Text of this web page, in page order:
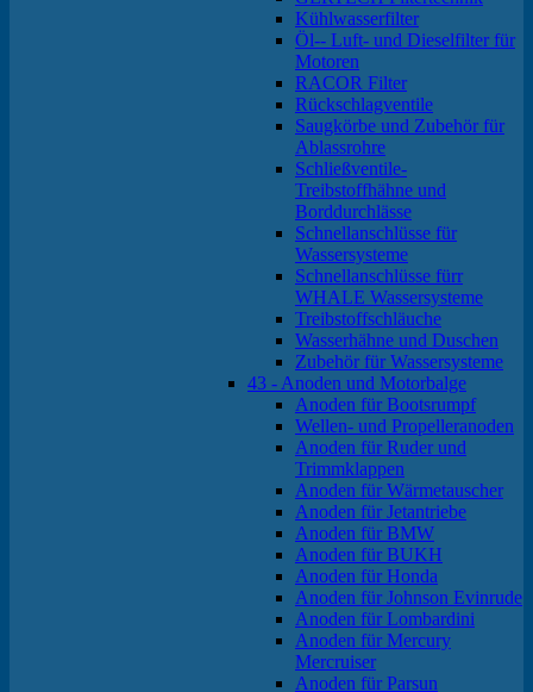
Kühlwasserfilter
Öl-- Luft- und Dieselfilter für
Motoren
RACOR Filter
Rückschlagventile
Saugkörbe und Zubehör für
Ablassrohre
Schließventile-
Treibstoffhähne und
Borddurchlässe
Schnellanschlüsse für
Wassersysteme
Schnellanschlüsse fürr
WHALE Wassersysteme
Treibstoffschläuche
Wasserhähne und Duschen
Zubehör für Wassersysteme
43 - Anoden und Motorbalge
Anoden für Bootsrumpf
Wellen- und Propelleranoden
Anoden für Ruder und
Trimmklappen
Anoden für Wärmetauscher
Anoden für Jetantriebe
Anoden für BMW
Anoden für BUKH
Anoden für Honda
Anoden für Johnson Evinrude
Anoden für Lombardini
Anoden für Mercury
Mercruiser
Anoden für Parsun